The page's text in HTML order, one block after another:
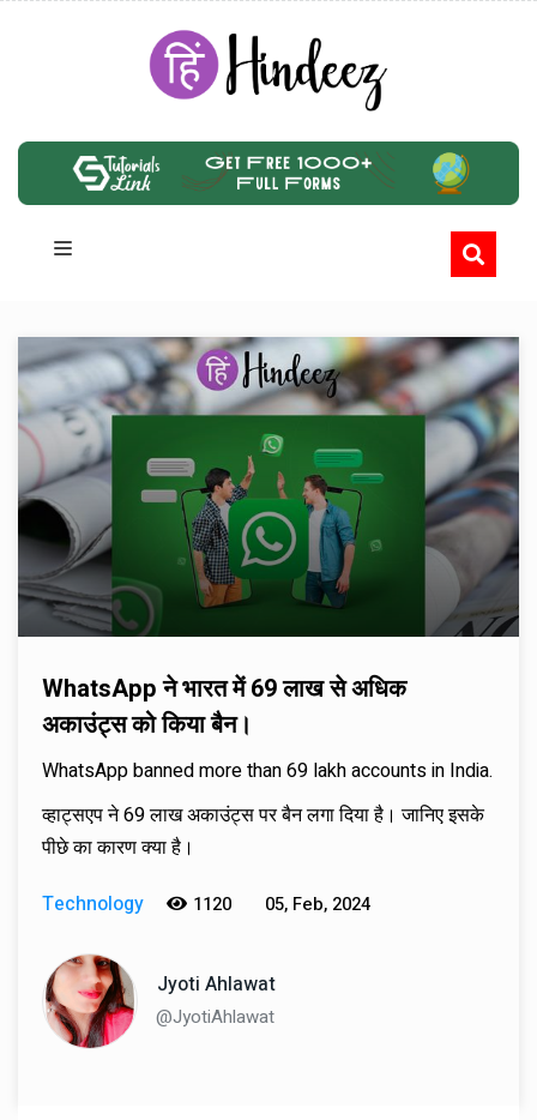
WhatsApp ने भारत में 69 लाख से अधिक
अकाउंट्स को किया बैन।
WhatsApp banned more than 69 lakh accounts in India.
व्हाट्सएप ने 69 लाख अकाउंट्स पर बैन लगा दिया है। जानिए इसके
पीछे का कारण क्या है।
Technology
1120 05, Feb, 2024
Jyoti Ahlawat
@JyotiAhlawat